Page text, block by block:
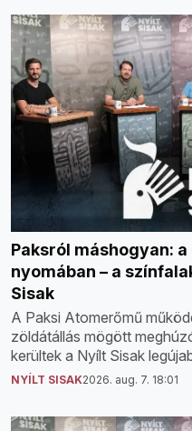
Paksról máshogyan:
nyomában – a
Sisak
A Paksi Atomerőmű
zöldátállás mögött
kerültek a Nyílt Sisak
NYÍLT SISAK2026. aug. 7. 18:01